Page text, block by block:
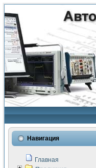
Навигация
Главная